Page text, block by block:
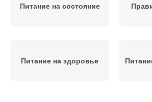
Питание на состояние
Питание на здоровье